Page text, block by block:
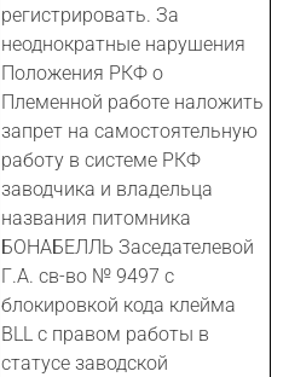
регистрировать. За
неоднократные нарушения
Положения РКФ о
Племенной работе наложить
запрет на самостоятельную
работу в системе РКФ
заводчика и владельца
названия питомника
БОНАБЕЛЛЬ Заседателевой
Г.А. св-во № 9497 с
блокировкой кода клейма
BLL с правом работы в
статусе заводской